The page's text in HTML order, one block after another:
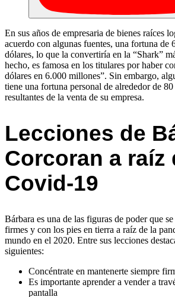
En sus años de empresaria de bienes raíces
acuerdo con algunas fuentes, una fortuna de
dólares, lo que la convertiría en la “Shark”
hecho, es famosa en los titulares por haber
dólares en 6.000 millones”. Sin embargo,
tiene una fortuna personal de alrededor de
resultantes de la venta de su empresa.
Lecciones de
Corcoran a raíz
Covid-19
Bárbara es una de las figuras de poder que
firmes y con los pies en tierra a raíz de la
mundo en el 2020. Entre sus lecciones
siguientes:
Concéntrate en mantenerte siempre
Es importante aprender a vender a
pantalla